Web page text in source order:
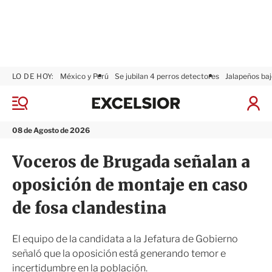
M
n
08 de Agosto de 2026
LO DE HOY: México y Perú Se jubilan 4 perros detectores Jalapeños
I
x
i
r
Voceros de Brugada señalan a
oposición de montaje en caso
de fosa clandestina
El equipo de la candidata a la Jefatura de Gobierno
señaló que la oposición está generando temor e
incertidumbre en la población.